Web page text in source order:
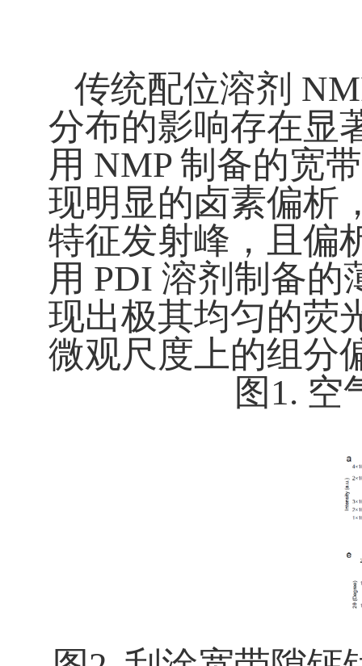
传统配位溶剂
分布的影响存在显
用 NMP 制备的宽
现明显的卤素偏析
特征发射峰，且偏
用 PDI 溶剂制备的
现出极其均匀的荧
微观尺度上的组分
图 1. 空